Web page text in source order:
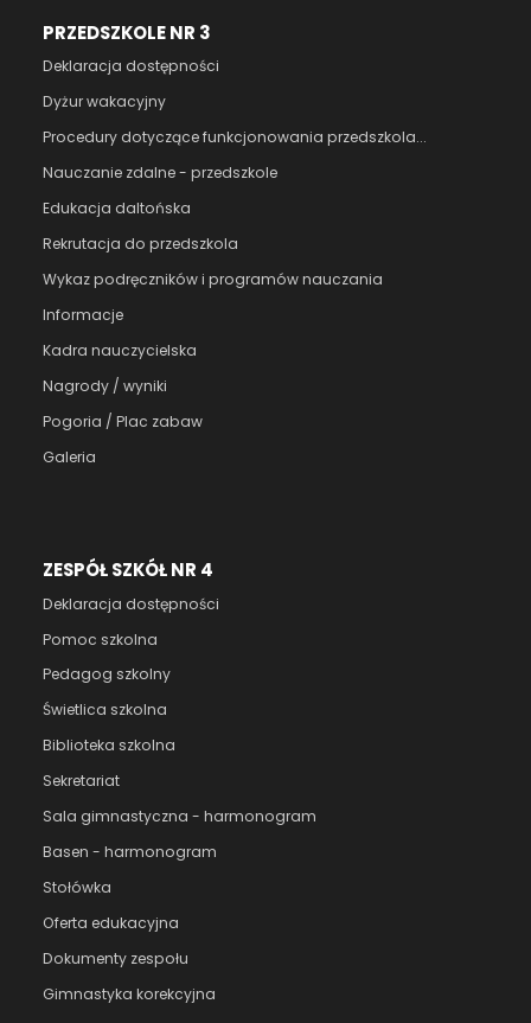
PRZEDSZKOLE NR 3
Deklaracja dostępności
Dyżur wakacyjny
Procedury dotyczące funkcjonowania przedszkola...
Nauczanie zdalne - przedszkole
Edukacja daltońska
Rekrutacja do przedszkola
Wykaz podręczników i programów nauczania
Informacje
Kadra nauczycielska
Nagrody / wyniki
Pogoria / Plac zabaw
Galeria
ZESPÓŁ SZKÓŁ NR 4
Deklaracja dostępności
Pomoc szkolna
Pedagog szkolny
Świetlica szkolna
Biblioteka szkolna
Sekretariat
Sala gimnastyczna - harmonogram
Basen - harmonogram
Stołówka
Oferta edukacyjna
Dokumenty zespołu
Gimnastyka korekcyjna